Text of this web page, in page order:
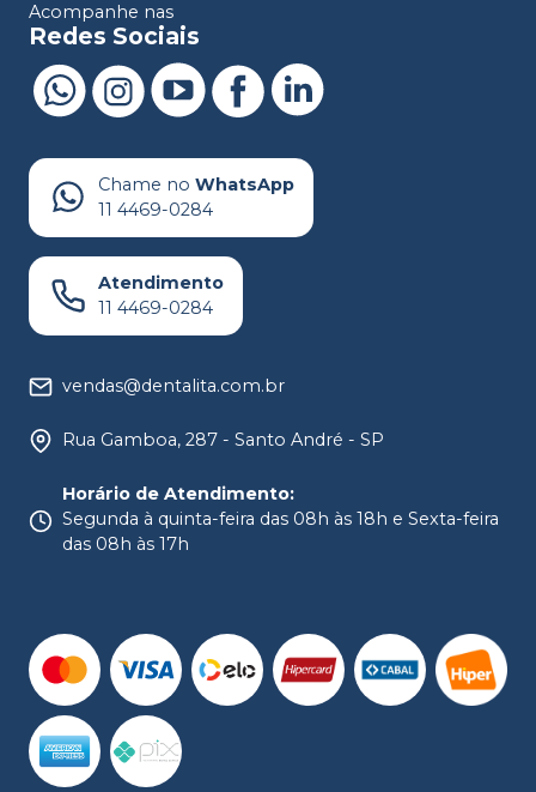
Acompanhe nas
Redes Sociais
Chame no WhatsApp
11 4469-0284
Atendimento
11 4469-0284
vendas@dentalita.com.br
Rua Gamboa, 287 - Santo André - SP
Horário de Atendimento:
Segunda à quinta-feira das 08h às 18h e Sexta-feira
das 08h às 17h